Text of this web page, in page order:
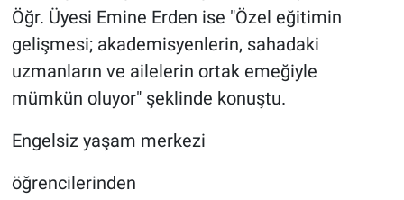
Öğr. Üyesi Emine Erden ise "Özel eğitimin
gelişmesi; akademisyenlerin, sahadaki
uzmanların ve ailelerin ortak emeğiyle
mümkün oluyor" şeklinde konuştu.
Engelsiz yaşam merkezi
öğrencilerinden